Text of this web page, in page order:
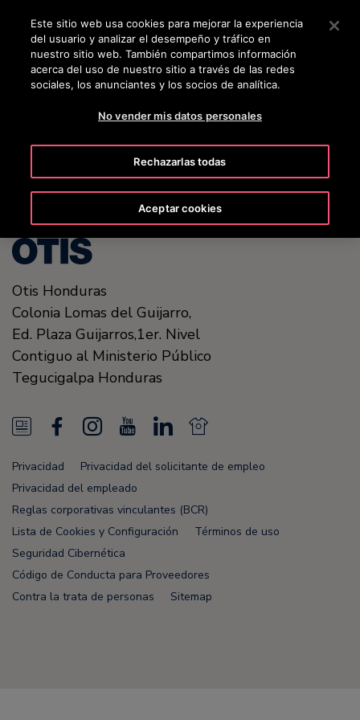
Pulse Intro para saltar al contenido principal
BUSCAR
United States (EN)
Otis Honduras
Colonia Lomas del Guijarro,
Ed. Plaza Guijarros,1er. Nivel
Contiguo al Ministerio Público
Tegucigalpa Honduras
N
e
w
s
F
e
e
c
e
b
o
o
I
n
s
t
a
g
r
o
T
u
b
e
L
k
e
d
i
N
e
F
e
e
Privacidad
Privacidad del solicitante de empleo
Privacidad del empleado
Reglas corporativas vinculantes (BCR)
Lista de Cookies y Configuración
Términos de uso
Seguridad Cibernética
Código de Conducta para Proveedores
Contra la trata de personas
Sitemap
Este sitio web usa cookies para mejorar la experiencia
del usuario y analizar el desempeño y tráfico en
nuestro sitio web. También compartimos información
acerca del uso de nuestro sitio a través de las redes
sociales, los anunciantes y los socios de analítica.
No vender mis datos personales
Rechazarlas todas
Aceptar cookies